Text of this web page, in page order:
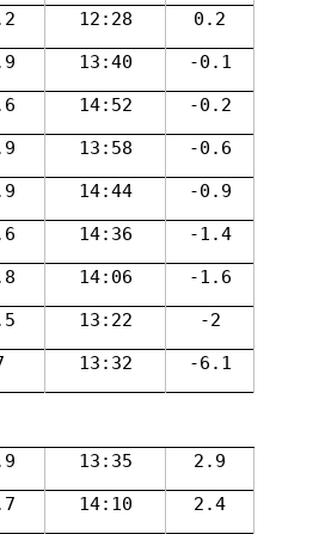
12:28 0.2
13:40 -0.1
14:52 -0.2
13:58 -0.6
14:44 -0.9
14:36 -1.4
14:06 -1.6
13:22 -2
13:32 -6.1
13:35 2.9
14:10 2.4